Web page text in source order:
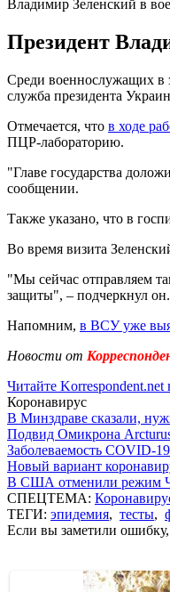
Владимир Зеленский в
Президент
Среди военнослужащих в
служба президента
Отмечается, что в ходе
ПЦР-лабораторию.
"Главе государства
сообщении.
Также указано, что в
Во время визита
"Мы сейчас отправляем
защиты", – подчеркнул он.
Напомним, в ВСУ уже
Новости от
Читайте Korrespondent.net
Коронавирус
В Минздраве сказали,
Подвид Омикрона
Заболеваемость COVID-
Новый вариант
В США отменили режим
СПЕЦТЕМА:
ТЕГИ: эпидемия, тесты,
Если вы заметили